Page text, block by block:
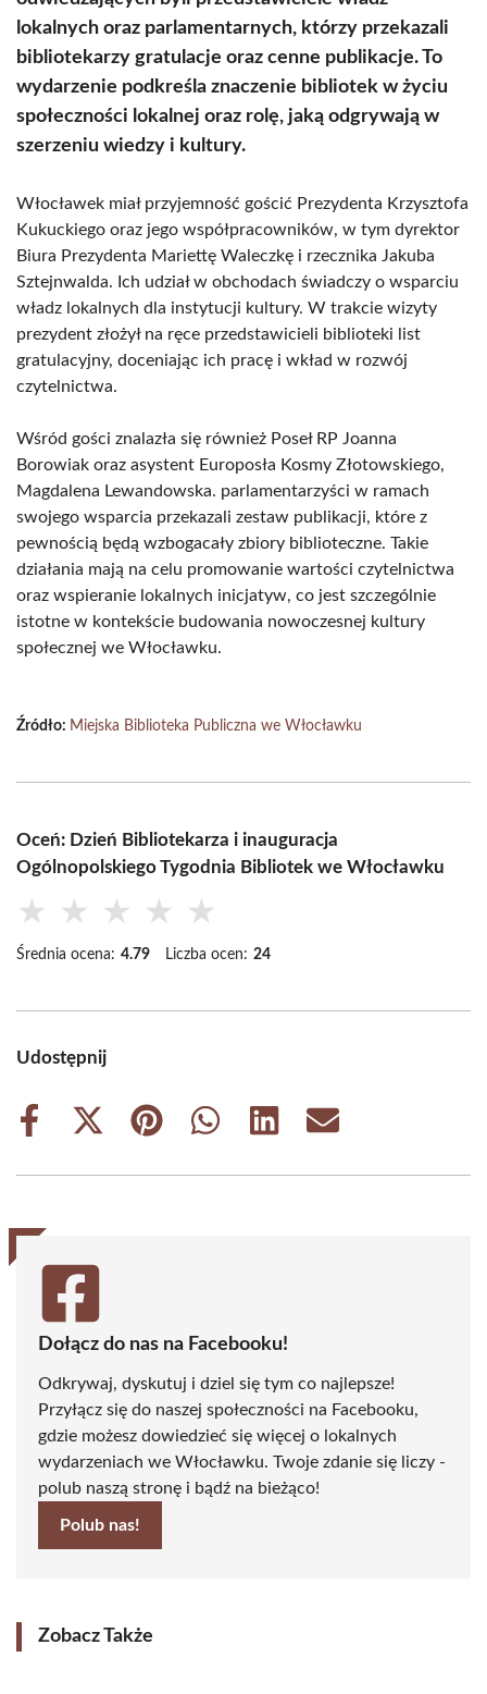
lokalnych oraz parlamentarnych, którzy przekazali
bibliotekarzy gratulacje oraz cenne publikacje. To
wydarzenie podkreśla znaczenie bibliotek w życiu
społeczności lokalnej oraz rolę, jaką odgrywają w
szerzeniu wiedzy i kultury.
Włocławek miał przyjemność gościć Prezydenta Krzysztofa
Kukuckiego oraz jego współpracowników, w tym dyrektor
Biura Prezydenta Mariettę Waleczkę i rzecznika Jakuba
Sztejnwalda. Ich udział w obchodach świadczy o wsparciu
władz lokalnych dla instytucji kultury. W trakcie wizyty
prezydent złożył na ręce przedstawicieli biblioteki list
gratulacyjny, doceniając ich pracę i wkład w rozwój
czytelnictwa.
Wśród gości znalazła się również Poseł RP Joanna
Borowiak oraz asystent Europosła Kosmy Złotowskiego,
Magdalena Lewandowska. parlamentarzyści w ramach
swojego wsparcia przekazali zestaw publikacji, które z
pewnością będą wzbogacały zbiory biblioteczne. Takie
działania mają na celu promowanie wartości czytelnictwa
oraz wspieranie lokalnych inicjatyw, co jest szczególnie
istotne w kontekście budowania nowoczesnej kultury
społecznej we Włocławku.
Źródło: Miejska Biblioteka Publiczna we Włocławku
Oceń: Dzień Bibliotekarza i inauguracja
Ogólnopolskiego Tygodnia Bibliotek we Włocławku
★ ★ ★ ★ ★
Średnia ocena: 4.79 Liczba ocen: 24
Udostępnij
Share
Share
(Twitter)
Share
Share
Share
Share
Dołącz do nas na Facebooku!
Odkrywaj, dyskutuj i dziel się tym co najlepsze!
Przyłącz się do naszej społeczności na Facebooku,
gdzie możesz dowiedzieć się więcej o lokalnych
wydarzeniach we Włocławku. Twoje zdanie się liczy -
polub naszą stronę i bądź na bieżąco!
Polub nas!
Zobacz Także